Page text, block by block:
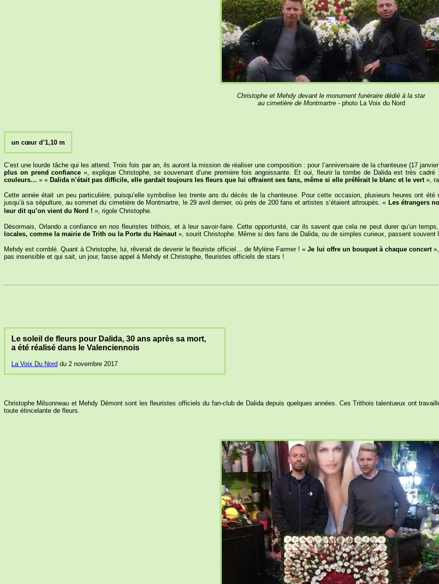
Christophe et Mehdy devant le monument funéraire dédié à la star
au cimetière de Montmartre - photo La Voix du Nord
un cœur d’1,10 m
C’est une lourde tâche qui les attend. Trois fois par an, ils auront la mission de réaliser une composition : pour l’anniversaire de la chanteuse (17
plus on prend confiance », explique Christophe, se souvenant d’une première fois angoissante. Et oui, fleurir la tombe de Dalida est très
couleurs… » « Dalida n’était pas difficile, elle gardait toujours les fleurs que lui offraient ses fans, même si elle préférait le blanc et le vert»,
Cette année était un peu particulière, puisqu’elle symbolise les trente ans du décès de la chanteuse. Pour cette occasion, plusieurs heures ont été
jusqu’à sa sépulture, au sommet du cimetière de Montmartre, le 29 avril dernier, où près de 200 fans et artistes s’étaient attroupés. « Les étrangers
leur dit qu’on vient du Nord ! », rigole Christophe.
Désormais, Orlando a confiance en nos fleuristes trithois, et à leur savoir-faire. Cette opportunité, car ils savent que cela ne peut durer qu’un
locales, comme la mairie de Trith ou la Porte du Hainaut», sourit Christophe. Même si des fans de Dalida, ou de simples curieux, passent souvent
Mehdy est comblé. Quant à Christophe, lui, rêverait de devenir le fleuriste officiel… de Mylène Farmer ! «Je lui offre un bouquet à chaque concert
pas insensible et qui sait, un jour, fasse appel à Mehdy et Christophe, fleuristes officiels de stars !
Le soleil de fleurs pour Dalida, 30 ans après sa mort,
a été réalisé dans le Valenciennois
La Voix Du Nord du 2 novembre 2017
Christophe Milsonneau et Mehdy Démont sont les fleuristes officiels du fan-club de Dalida depuis quelques années. Ces Trithois talentueux ont
toute étincelante de fleurs.